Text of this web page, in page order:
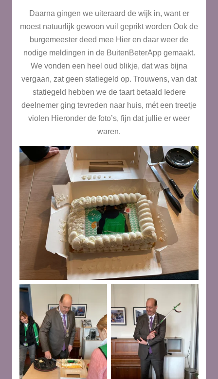
Daarna gingen we uiteraard de wijk in, want er
moest natuurlijk gewoon vuil geprikt worden Ook de
burgemeester deed mee Hier en daar weer de
nodige meldingen in de BuitenBeterApp gemaakt.
We vonden een heel oud blikje, dat was bijna
vergaan, zat geen statiegeld op. Trouwens, van dat
statiegeld hebben we de taart betaald Iedere
deelnemer ging tevreden naar huis, mét een treetje
violen Hieronder de foto’s, fijn dat jullie er weer
waren.